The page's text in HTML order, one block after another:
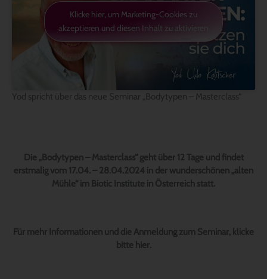
Klicke hier, um Marketing-Cookies zu
akzeptieren und diesen Inhalt zu aktivieren
Yod spricht über das neue Seminar „Bodytypen – Masterclass“
Die „Bodytypen – Masterclass“ geht über 12 Tage und findet
erstmalig vom 17.04. – 28.04.2024 in der wunderschönen „alten
Mühle“ im Biotic Institute in Österreich statt.
Für mehr Informationen und die Anmeldung zum Seminar, klicke
bitte hier.